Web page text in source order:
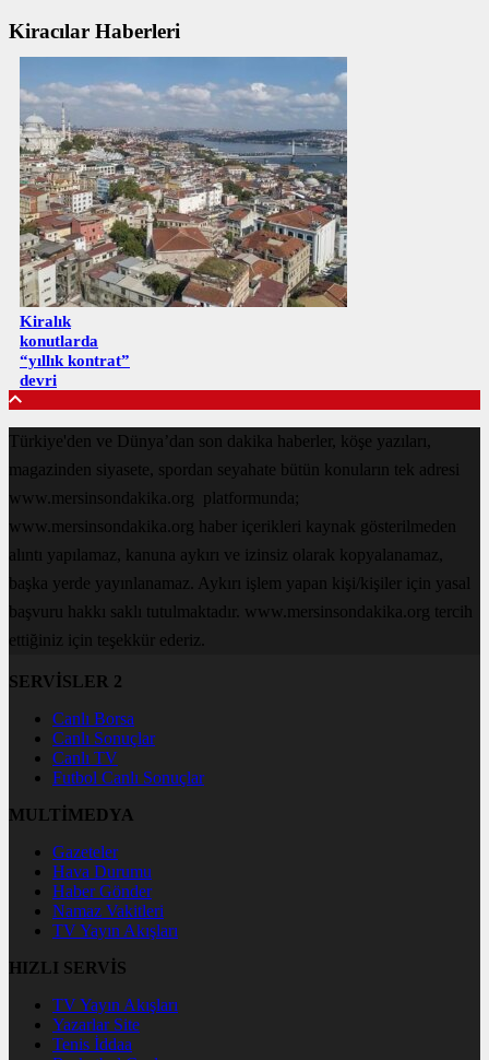
Kiracılar Haberleri
Kiralık
konutlarda
“yıllık kontrat”
devri
Türkiye'den ve Dünya’dan son dakika haberler, köşe yazıları,
magazinden siyasete, spordan seyahate bütün konuların tek adresi
www.mersinsondakika.org platformunda;
www.mersinsondakika.org haber içerikleri kaynak gösterilmeden
alıntı yapılamaz, kanuna aykırı ve izinsiz olarak kopyalanamaz,
başka yerde yayınlanamaz. Aykırı işlem yapan kişi/kişiler için yasal
başvuru hakkı saklı tutulmaktadır. www.mersinsondakika.org tercih
ettiğiniz için teşekkür ederiz.
SERVİSLER 2
Canlı Borsa
Canlı Sonuçlar
Canlı TV
Futbol Canlı Sonuçlar
MULTİMEDYA
Gazeteler
Hava Durumu
Haber Gönder
Namaz Vakitleri
TV Yayın Akışları
HIZLI SERVİS
TV Yayın Akışları
Yazarlar Site
Tenis İddaa